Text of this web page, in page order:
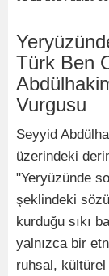
Türk Ben
Vurgusu
Seyyid
üzerindeki
"Yeryüzünde
şeklindeki
kurduğu sıkı
yalnızca bir
ruhsal, kültürel